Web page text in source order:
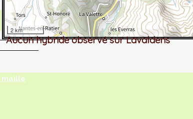
?
maille
2 km
Aucun hybride observé sur Lavaldens